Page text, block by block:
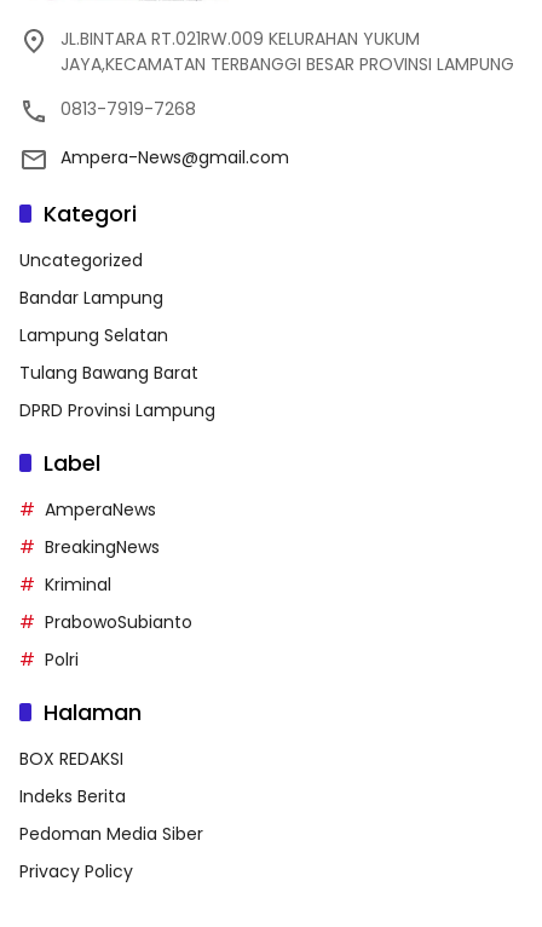
JL.BINTARA RT.021RW.009 KELURAHAN YUKUM
JAYA,KECAMATAN TERBANGGI BESAR PROVINSI LAMPUNG
0813-7919-7268
Ampera-News@gmail.com
Kategori
Uncategorized
Bandar Lampung
Lampung Selatan
Tulang Bawang Barat
DPRD Provinsi Lampung
Label
AmperaNews
BreakingNews
Kriminal
PrabowoSubianto
Polri
Halaman
BOX REDAKSI
Indeks Berita
Pedoman Media Siber
Privacy Policy